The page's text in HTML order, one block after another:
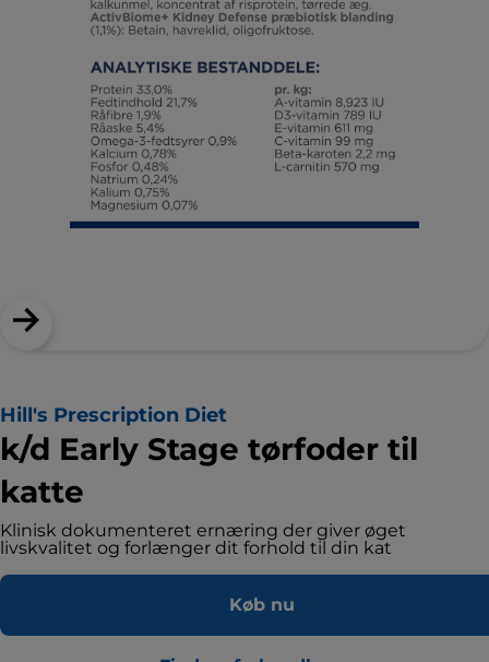
Hill's Prescription Diet
k/d Early Stage tørfoder til
katte
Klinisk dokumenteret ernæring der giver øget
livskvalitet og forlænger dit forhold til din kat
Køb nu